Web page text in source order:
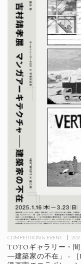
COMPETITION & EVENT
TOTOギャラリー・
―建築家の不在」 - ［